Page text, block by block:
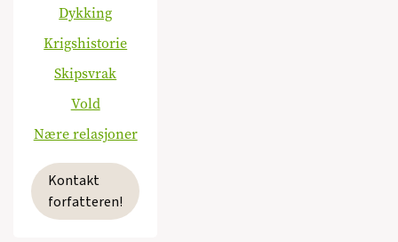
Dykking
Krigshistorie
Skipsvrak
Vold
Nære relasjoner
Kontakt
forfatteren!